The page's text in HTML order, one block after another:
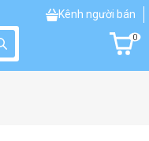
Kênh người bán
0